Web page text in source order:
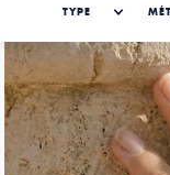
TYPE